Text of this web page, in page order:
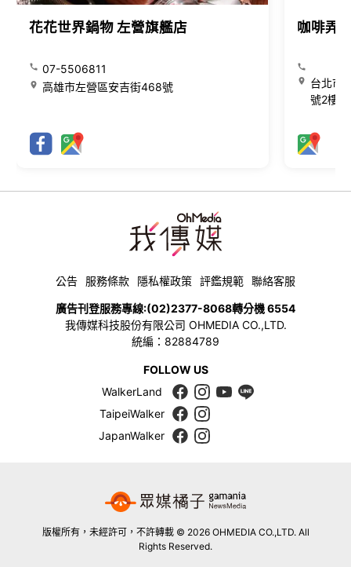
花花世界鍋物 左營旗艦店
07-5506811
高雄市左營區安吉街468號
咖啡弄
台北市
號2樓
公告 服務條款 隱私權政策 評鑑規範 聯絡客服
廣告刊登服務專線:(02)2377-8068轉分機 6554
我傳媒科技股份有限公司 OHMEDIA CO.,LTD.
統編：82884789
FOLLOW US
WalkerLand
TaipeiWalker
JapanWalker
版權所有，未經許可，不許轉載 © 2026 OHMEDIA CO.,LTD. All
Rights Reserved.